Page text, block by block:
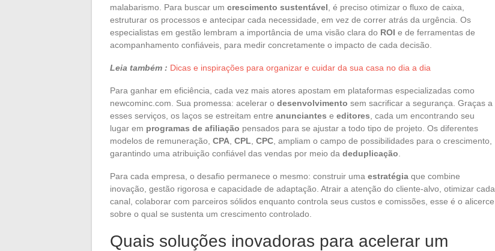
malabarismo. Para buscar um crescimento sustentável , é preciso otimizar o fluxo de caixa,
estruturar os processos e antecipar cada necessidade, em vez de correr atrás da urgência. Os
especialistas em gestão lembram a importância de uma visão clara do ROI e de ferramentas de
acompanhamento confiáveis, para medir concretamente o impacto de cada decisão.
Leia também : Dicas e inspirações para organizar e cuidar da sua casa no dia a dia
Para ganhar em eficiência, cada vez mais atores apostam em plataformas especializadas como
newcominc.com. Sua promessa: acelerar o desenvolvimento sem sacrificar a segurança. Graças a
esses serviços, os laços se estreitam entre anunciantes e editores , cada um encontrando seu
lugar em programas de afiliação pensados para se ajustar a todo tipo de projeto. Os diferentes
modelos de remuneração, CPA CPL CPC , ampliam o campo de possibilidades para o crescimento,
garantindo uma atribuição confiável das vendas por meio da deduplicação
Para cada empresa, o desafio permanece o mesmo: construir uma estratégia que combine
inovação, gestão rigorosa e capacidade de adaptação. Atrair a atenção do cliente-alvo, otimizar cada
canal, colaborar com parceiros sólidos enquanto controla seus custos e comissões, esse é o alicerce
sobre o qual se sustenta um crescimento controlado.
Quais soluções inovadoras para acelerar um